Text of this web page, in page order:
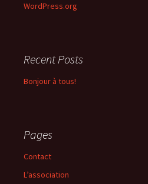
WordPress.org
Recent Posts
Bonjour à tous!
Pages
Contact
L’association